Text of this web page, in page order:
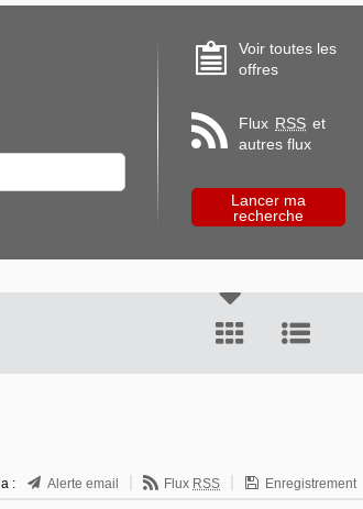
Voir toutes les
offres
Flux RSS et
autres flux
: Alerte email Flux RSS
Enregistrement